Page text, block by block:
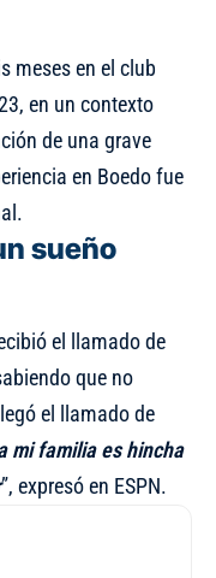
meses en el club
en un contexto
de una grave
en Boedo fue
sueño
el llamado de
que no
el llamado de
mi familia es hincha
”, expresó en ESPN.